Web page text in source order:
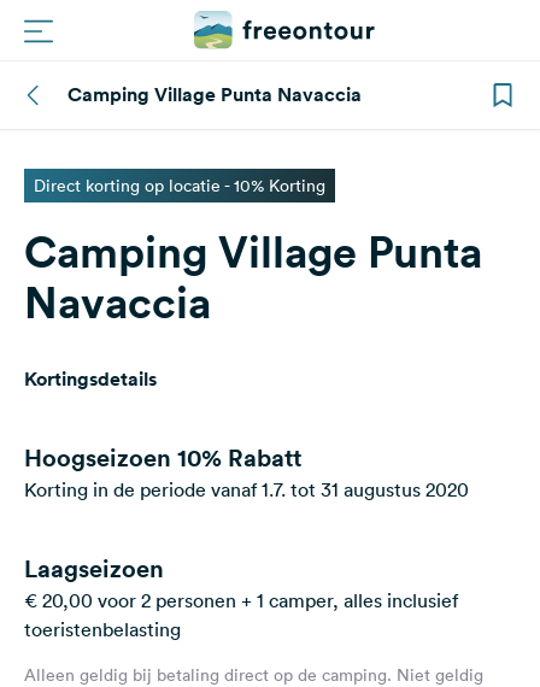
Routes
Campings
Magazine
Partners
Registreren
Nieuwsbrief
Feedback
Taal:
Nederlands
Camping Village Punta Navaccia
Direct korting op locatie - 10% Korting
Camping Village Punta
Navaccia
Kortingsdetails
Hoogseizoen 10% Rabatt
Korting in de periode vanaf 1.7. tot 31 augustus 2020
Laagseizoen
€ 20,00 voor 2 personen + 1 camper, alles inclusief
toeristenbelasting
Alleen geldig bij betaling direct op de camping. Niet geldig